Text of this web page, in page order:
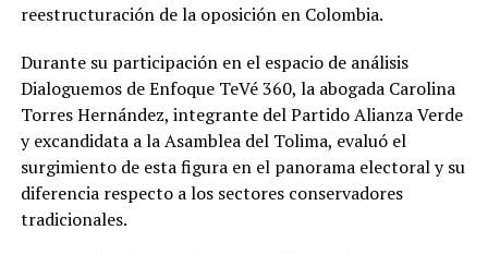
reestructuración de la oposición en Colombia.
Durante su participación en el espacio de análisis
Dialoguemos de Enfoque TeVé 360, la abogada Carolina
Torres Hernández, integrante del Partido Alianza Verde
y excandidata a la Asamblea del Tolima, evaluó el
surgimiento de esta figura en el panorama electoral y su
diferencia respecto a los sectores conservadores
tradicionales.